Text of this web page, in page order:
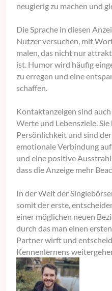
neugierig zu machen und
Die Sprache in diesen
Nutzer versuchen, mit
malen, das nicht nur
ist. Humor wird häufig
zu erregen und eine
schaffen.
Kontaktanzeigen sind
Werte und Lebensziele.
Persönlichkeit und sind
emotionale Verbindung
und eine positive
dass die Anzeige mehr
In der Welt der
somit der erste,
einer möglichen neuen
durch das man einen
Partner wirft und
Kennenlernens